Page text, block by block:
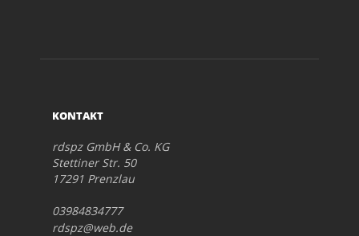
KONTAKT
rdspz GmbH & Co. KG
Stettiner Str. 50
17291 Prenzlau
03984834777
rdspz@web.de